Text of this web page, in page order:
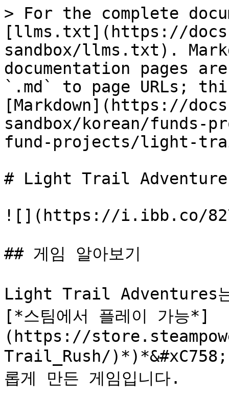
> For the complete
[llms.txt](https://
sandbox/llms.txt).
documentation pages
`.md` to page URLs;
[Markdown](https://
sandbox/korean/funds-
fund-projects/light-
# Light Trail
![](https://i.ibb.co/
## 게임 알아보기
Light Trail Adventures
[*스팀에서 플레이 가능*]
(https://
Trail_Rush/)*)*&#xC758;
롭게 만든 게임입니다.